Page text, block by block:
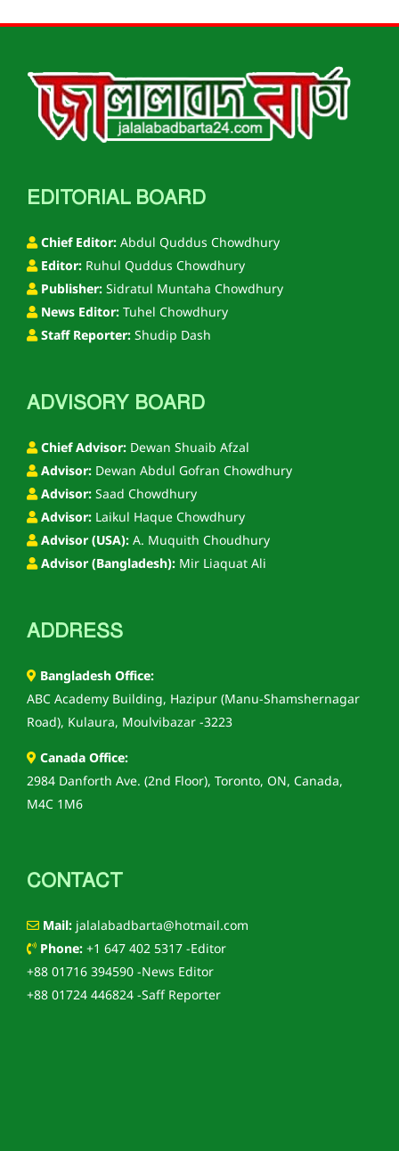
EDITORIAL BOARD
Chief Editor: Abdul Quddus Chowdhury
Editor: Ruhul Quddus Chowdhury
Publisher: Sidratul Muntaha Chowdhury
News Editor: Tuhel Chowdhury
Staff Reporter: Shudip Dash
ADVISORY BOARD
Chief Advisor: Dewan Shuaib Afzal
Advisor: Dewan Abdul Gofran Chowdhury
Advisor: Saad Chowdhury
Advisor: Laikul Haque Chowdhury
Advisor (USA): A. Muquith Choudhury
Advisor (Bangladesh): Mir Liaquat Ali
ADDRESS
Bangladesh Office:
ABC Academy Building, Hazipur (Manu-Shamshernagar
Road), Kulaura, Moulvibazar -3223
Canada Office:
2984 Danforth Ave. (2nd Floor), Toronto, ON, Canada,
M4C 1M6
CONTACT
Mail: jalalabadbarta@hotmail.com
Phone: +1 647 402 5317 -Editor
+88 01716 394590 -News Editor
+88 01724 446824 -Saff Reporter